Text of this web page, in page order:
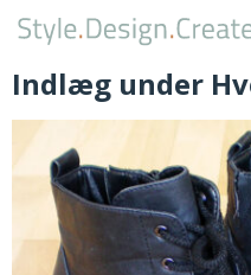
Indlæg under